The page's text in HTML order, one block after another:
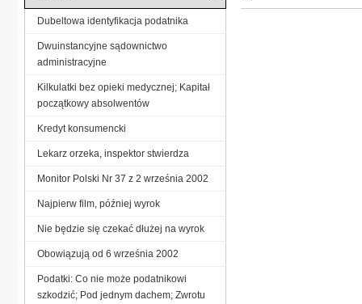
Dubeltowa identyfikacja podatnika
Dwuinstancyjne sądownictwo
administracyjne
Kilkulatki bez opieki medycznej; Kapitał
początkowy absolwentów
Kredyt konsumencki
Lekarz orzeka, inspektor stwierdza
Monitor Polski Nr 37 z 2 września 2002
Najpierw film, później wyrok
Nie będzie się czekać dłużej na wyrok
Obowiązują od 6 września 2002
Podatki: Co nie może podatnikowi
szkodzić; Pod jednym dachem; Zwrotu